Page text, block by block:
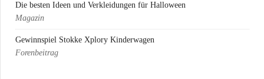
Die besten Ideen und Verkleidungen für Halloween
Magazin
Gewinnspiel Stokke Xplory Kinderwagen
Forenbeitrag